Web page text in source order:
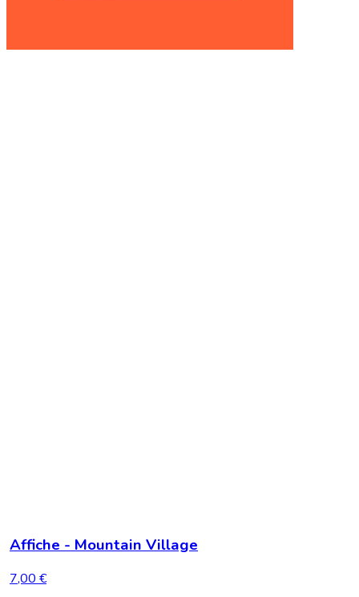
Affiche - Mountain Village
7,00 €